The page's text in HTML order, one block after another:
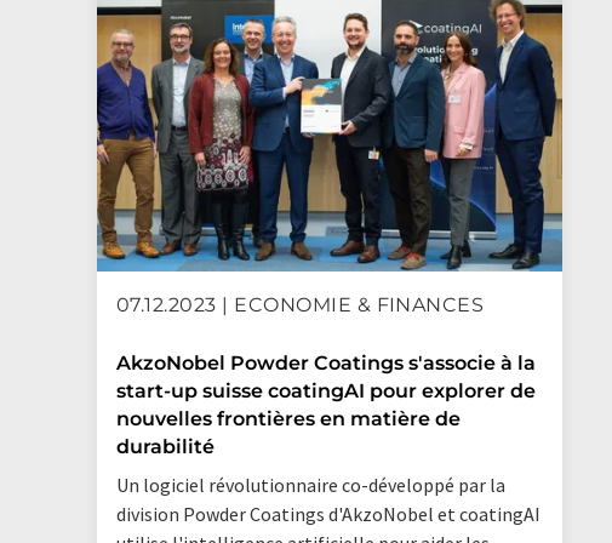
07.12.2023 | ECONOMIE & FINANCES
AkzoNobel Powder Coatings s'associe à la
start-up suisse coatingAI pour explorer de
nouvelles frontières en matière de
durabilité
Un logiciel révolutionnaire co-développé par la
division Powder Coatings d'AkzoNobel et coatingAI